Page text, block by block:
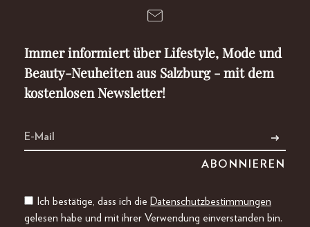
Immer informiert über Lifestyle, Mode und
Beauty-Neuheiten aus Salzburg - mit dem
kostenlosen Newsletter!
Ich bestätige, dass ich die Datenschutzbestimmungen
gelesen habe und mit ihrer Verwendung einverstanden bin.